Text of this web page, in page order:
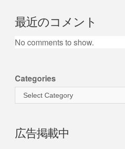
最近のコメント
No comments to show.
Categories
広告掲載中